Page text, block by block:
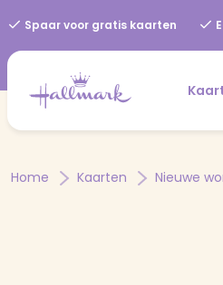
Spaar voor gratis kaarten
Home Kaarten Nieuwe